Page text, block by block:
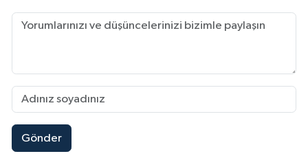
Gönder